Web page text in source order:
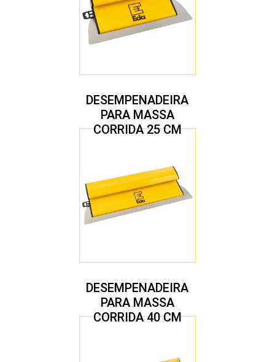
DESEMPENADEIRA
PARA MASSA
CORRIDA 25 CM
DESEMPENADEIRA
PARA MASSA
CORRIDA 40 CM